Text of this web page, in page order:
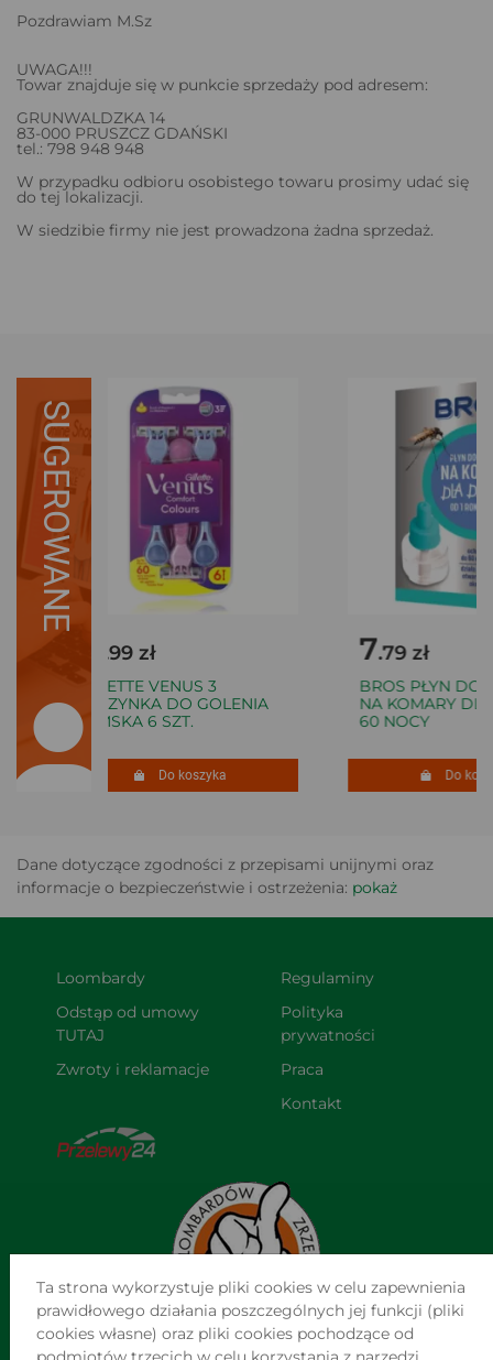
Pozdrawiam M.Sz
UWAGA!!!
Towar znajduje się w punkcie sprzedaży pod adresem:
GRUNWALDZKA 14
83-000 PRUSZCZ GDAŃSKI
tel.: 798 948 948
W przypadku odbioru osobistego towaru prosimy udać się
do tej lokalizacji.
W siedzibie firmy nie jest prowadzona żadna sprzedaż.
SUGEROWANE
.99 zł
GILLETTE VENUS 3
MASZYNKA DO GOLENIA
DAMSKA 6 SZT.
Do koszyka
7.79 zł
BROS PŁYN DO
NA KOMARY DLA
60 NOCY
Do
Dane dotyczące zgodności z przepisami unijnymi oraz
informacje o bezpieczeństwie i ostrzeżenia: pokaż
Loombardy
Odstąp od umowy
TUTAJ
Zwroty i reklamacje
Regulaminy
Polityka
prywatności
Praca
Kontakt
Ta strona wykorzystuje pliki cookies w celu zapewnienia
prawidłowego działania poszczególnych jej funkcji (pliki
cookies własne) oraz pliki cookies pochodzące od